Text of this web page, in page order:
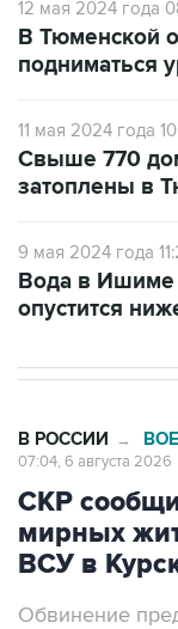
подниматься
11 мая 2024 года
затоплены в
опустится
СКР
мирных
ВСУ в
Обвинение